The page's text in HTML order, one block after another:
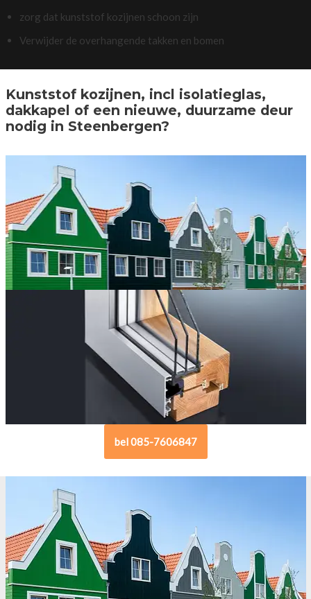
zorg dat kunststof kozijnen schoon zijn
Verwijder de overhangende takken en bomen
Kunststof kozijnen, incl isolatieglas,
dakkapel of een nieuwe, duurzame deur
nodig in Steenbergen?
bel 085-7606847